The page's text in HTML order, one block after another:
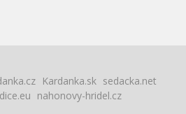
Kardanka.sk sedacka.net
nahonovy-hridel.cz